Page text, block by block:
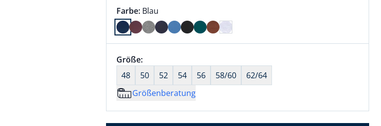
Farbauswahl:
Farbe: aktuell ausgewählt:
Blau
Farbe Blau ausgewählt
Größenauswahl:
Größe:nichts ausgewählt
48
50 52 54 56 58/60
62/64
Größenberatung